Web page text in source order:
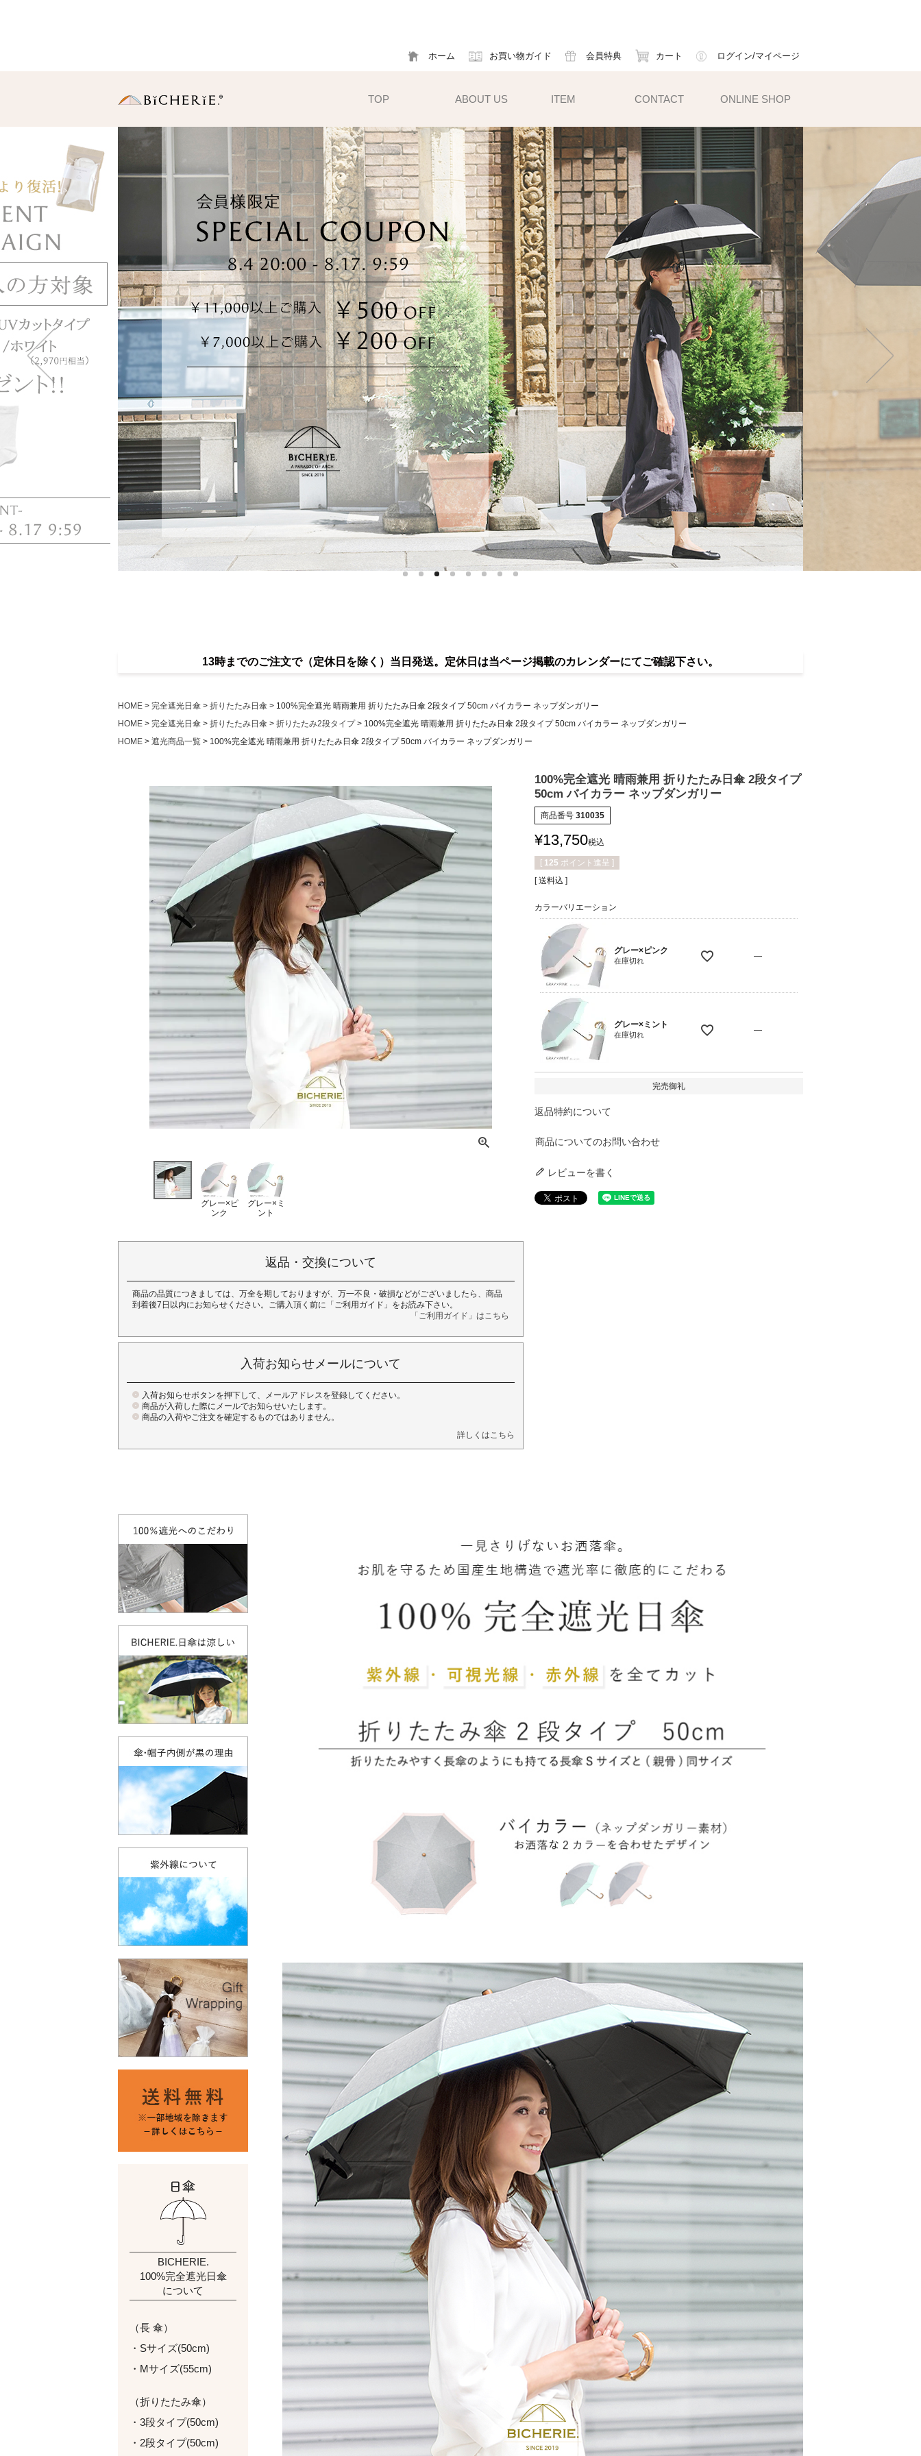
ホーム お買い物ガイド 会員特典 カート ログイン/マイページ
TOP ABOUT US ITEM
日傘
・Sサイズ（親骨50cm）
中棒伸縮タイプの使いやすい小ぶ
りサイズ。
・Ｍサイズ(親骨55cm)
一般的に使われている女性雨傘と
同サイズ。
折りたたみ傘
・2段タイプ(親骨50cm)
折りたたむのが楽で長傘のように
も持てます。
・3段タイプ(親骨50cm)
最もコンパクトになり折りたたま
ず閉じて持てます。
帽子
ハット
キャスケット
キャップ
サンバイザー
異素材タイプ
ハットクリップ
ハットライナー
小物雑貨
フェイスマスク
アームカバー
ソックス
CONTACT ONLINE SHOP
13時までのご注文で（定休日を除く）当日発送。定休日は当ページ掲載のカレンダーにてご確認下さい。
HOME 完全遮光日傘 折りたたみ日傘
100%完全遮光 晴雨兼用 折りたたみ日傘 2段タイプ 50cm バイカラー ネップダンガリー
HOME
完全遮光日傘 折りたたみ日傘 折りたたみ2段タイプ
100%完全遮光 晴雨兼用 折りたたみ日傘 2段タイプ 50cm バイカラー ネップダンガリー
HOME
遮光商品一覧 100%完全遮光 晴雨兼用 折りたたみ日傘 2段タイプ 50cm バイカラー ネップダンガリー
グレー×ピ
ンク
グレー×ミ
ント
返品・交換について
商品の品質につきましては、万全を期しておりますが、万一不良・破損などがございましたら、商品
到着後7日以内にお知らせください。ご購入頂く前に「ご利用ガイド」をお読み下さい。
「ご利用ガイド」はこちら
入荷お知らせメールについて
入荷お知らせボタンを押下して、メールアドレスを登録してください。
商品が入荷した際にメールでお知らせいたします。
商品の入荷やご注文を確定するものではありません。
詳しくはこちら
100%完全遮光 晴雨兼用 折りたたみ日傘 2段タイプ
50cm バイカラー ネップダンガリー
商品番号 310035
¥13,750税込
[ 125 ポイント進呈 ]
送料込
カラーバリエーション
グレー×ピンク
在庫切れ
—
グレー×ミント
在庫切れ
—
完売御礼
返品特約について
商品についてのお問い合わせ
レビューを書く
BICHERIE.
100%完全遮光日傘
について
（長 傘）
・Sサイズ(50cm)
・Mサイズ(55cm)
（折りたたみ傘）
・3段タイプ(50cm)
・2段タイプ(50cm)